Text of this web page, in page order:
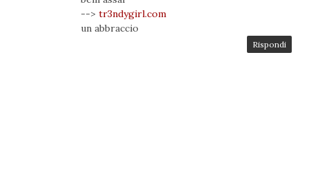
--> tr3ndygirl.com
un abbraccio
Rispondi